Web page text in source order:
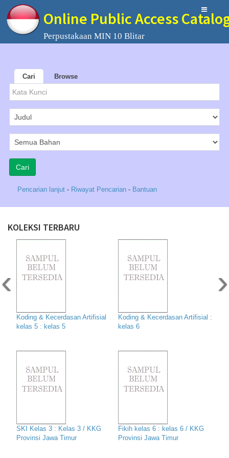
Online Public Access
Perpustakaan MIN 10 Blitar
Cari Browse
Pencarian lanjut - Riwayat Pencarian - Bantuan
KOLEKSI TERBARU
Koding & Kecerdasan Artifisial
kelas 5 : kelas 5
Koding & Kecerdasan Artifisial :
kelas 6
SKI Kelas 3 : Kelas 3 / KKG
Provinsi Jawa Timur
Fikih kelas 6 : kelas 6 / KKG
Provinsi Jawa Timur
‹ ›